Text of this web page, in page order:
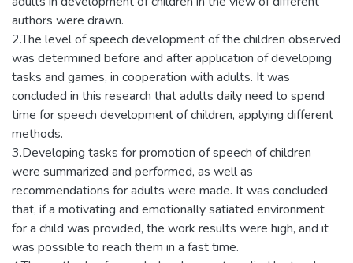
authors were drawn.
2.The level of speech development of the children observed
was determined before and after application of developing
tasks and games, in cooperation with adults. It was
concluded in this research that adults daily need to spend
time for speech development of children, applying different
methods.
3.Developing tasks for promotion of speech of children
were summarized and performed, as well as
recommendations for adults were made. It was concluded
that, if a motivating and emotionally satiated environment
for a child was provided, the work results were high, and it
was possible to reach them in a fast time.